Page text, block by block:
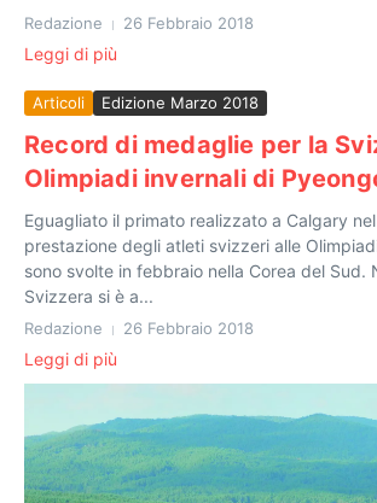
Redazione 26 Febbraio 2018
Leggi di più
Articoli Edizione Marzo 2018
Record di medaglie per la
Olimpiadi invernali di
Eguagliato il primato realizzato a Calgary
prestazione degli atleti svizzeri alle
sono svolte in febbraio nella Corea del Sud.
Svizzera si è a...
Redazione 26 Febbraio 2018
Leggi di più